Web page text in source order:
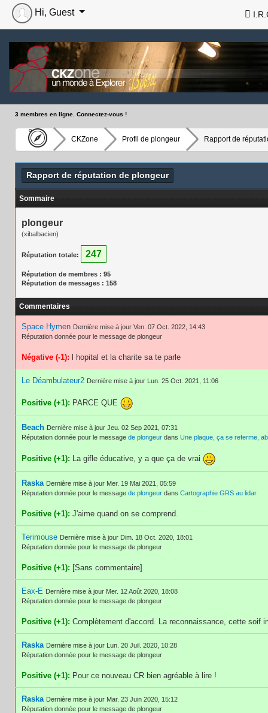
Hi, Guest
3 membres en ligne. Connectez-vous !
CKZone Profil de plongeur Rapport de
Rapport de réputation de plongeur
Sommaire
plongeur
(xibalbacien)
Réputation totale: 247
Réputation de membres : 95
Réputation de messages : 158
Commentaires
Space Hymen Dernière mise à jour Ven. 07 Oct. 2022, 14:43
Réputation donnée pour le message de plongeur
Négative (-1): l hopital et la charite sa te parle
Le Déambulateur2 Dernière mise à jour Lun. 25 Oct. 2021, 11:06
Positive (+1): PARCE QUE
Beach Dernière mise à jour Jeu. 02 Sep 2021, 07:31
Réputation donnée pour le message de plongeur dans Une plaque, ça se referme,
Positive (+1): La gifle éducative, y a que ça de vrai
Raska Dernière mise à jour Mer. 19 Mai 2021, 05:59
Réputation donnée pour le message de plongeur dans Cartographie GRS au lidar
Positive (+1): J'aime quand on se comprend.
Terimouse Dernière mise à jour Dim. 18 Oct. 2020, 18:01
Réputation donnée pour le message de plongeur
Positive (+1): [Sans commentaire]
Eax-E Dernière mise à jour Mer. 12 Août 2020, 18:08
Réputation donnée pour le message de plongeur
Positive (+1): Complètement d'accord. La reconnaissance, cette soif
Raska Dernière mise à jour Lun. 20 Juil. 2020, 10:28
Réputation donnée pour le message de plongeur
Positive (+1): Pour ce nouveau CR bien agréable à lire !
Raska Dernière mise à jour Mar. 23 Juin 2020, 15:12
Réputation donnée pour le message de plongeur